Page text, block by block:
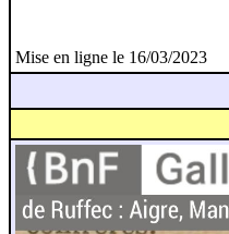
Mise en ligne le 16/03/2023